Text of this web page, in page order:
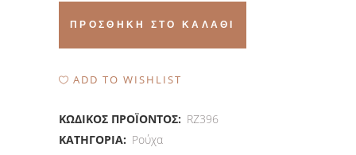
ΠΡΟΣΘΉΚΗ ΣΤΟ ΚΑΛΆΘΙ
ADD TO WISHLIST
ΚΩΔΙΚΌΣ ΠΡΟΪΌΝΤΟΣ: RZ396
ΚΑΤΗΓΟΡΊΑ: Ρούχα